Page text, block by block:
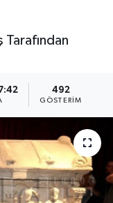
Tarafından
492
GÖSTERIM